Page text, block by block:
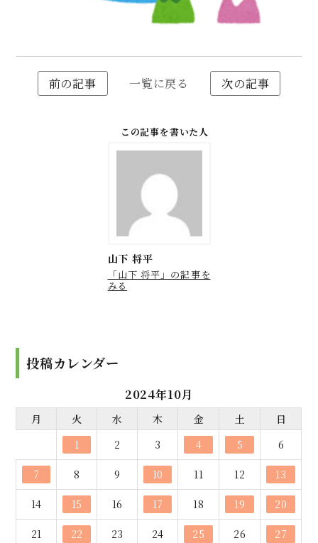
前の記事 一覧に戻る 次の記事
この記事を書いた人
山下 将平
「山下 将平」の記事を
みる
投稿カレンダー
2024年10月
月 火 水 木 金 土
日
1
2 3 4 5 6
7 8 9 10 11 12 13
14 15 16 17 18 19 20
21 22 23 24 25 26 27